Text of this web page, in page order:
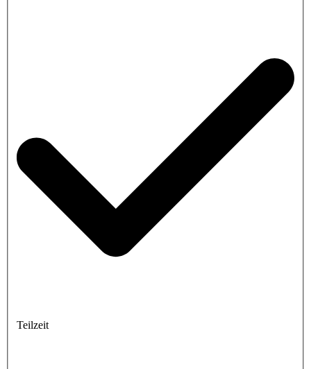
Teilzeit